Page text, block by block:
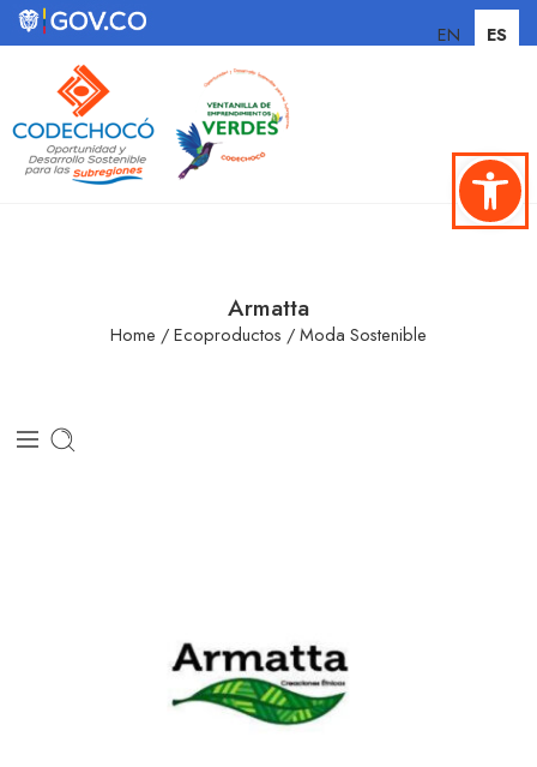
Abrir
Armatta
Home /Ecoproductos /Moda Sostenible
EN ES